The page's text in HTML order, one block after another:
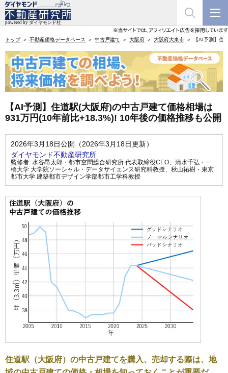
トップ 不動産価格データベース 中古戸建て 大阪府 大阪府大東市 【AI予測】住
【AI予測】住道駅(大阪府)の中古戸建て価格相場は
931万円(10年前比+18.3%)! 10年後の価格推移も公開
2026年3月18日公開（2026年3月18日更新）
ダイヤモンド不動産研究所
監修者: 水谷昂太郎・都市空間総合研究所 代表取締役CEO、 清水千弘・一
橋大学 大学院ソーシャル・データサイエンス研究科教授、 秋山祐樹・東京
都市大学 建築都市デザイン学部都市工学科教授
住道駅（大阪府）の中古戸建てを購入、売却する際は、地